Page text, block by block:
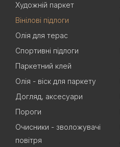
Художній паркет
Вінілові підлоги
Олія для терас
Спортивні підлоги
Паркетний клей
Олія - віск для паркету
Догляд, аксесуари
Пороги
Очисники - зволожувачі
повітря